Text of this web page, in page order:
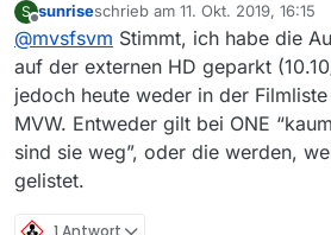
Vom selben Abend
auch Dr. Who
dazu: http://wdrmedien-
a.akamaihd.net/medp/
2018308/
Muss aber schon mal in
denn ich habe die hier
liegen. Was anderes als MV
nicht.
S
Offline
sunriseschrieb am 11. Okt. 2019, 16:15
zuletzt editiert von
@mvsfsvm Stimmt, ich habe die
auf der externen HD geparkt
jedoch heute weder in der
MVW. Entweder gilt bei ONE
sind sie weg”, oder die werden,
gelistet.
1 Antwort